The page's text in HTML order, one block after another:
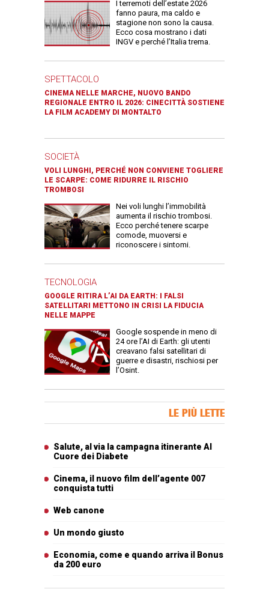
I terremoti dell’estate 2026
fanno paura, ma caldo e
stagione non sono la causa.
Ecco cosa mostrano i dati
INGV e perché l’Italia trema.
SPETTACOLO
CINEMA NELLE MARCHE, NUOVO BANDO
REGIONALE ENTRO IL 2026: CINECITTÀ SOSTIENE
LA FILM ACADEMY DI MONTALTO
SOCIETÀ
VOLI LUNGHI, PERCHÉ NON CONVIENE TOGLIERE
LE SCARPE: COME RIDURRE IL RISCHIO
TROMBOSI
Nei voli lunghi l’immobilità
aumenta il rischio trombosi.
Ecco perché tenere scarpe
comode, muoversi e
riconoscere i sintomi.
TECNOLOGIA
GOOGLE RITIRA L’AI DA EARTH: I FALSI
SATELLITARI METTONO IN CRISI LA FIDUCIA
NELLE MAPPE
Google sospende in meno di
24 ore l’AI di Earth: gli utenti
creavano falsi satellitari di
guerre e disastri, rischiosi per
l’Osint.
LE PIÙ LETTE
Salute, al via la campagna itinerante Al
Cuore dei Diabete
Cinema, il nuovo film dell’agente 007
conquista tutti
Web canone
Un mondo giusto
Economia, come e quando arriva il Bonus
da 200 euro